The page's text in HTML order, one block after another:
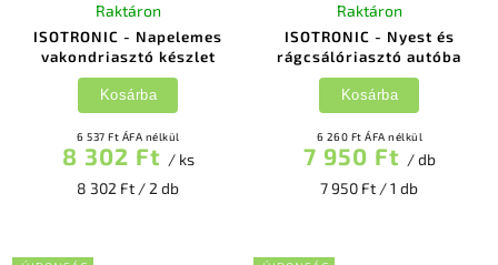
ISOTRONIC - Napelemes
vakondriasztó készlet
Raktáron
6 537 Ft ÁFA nélkül
8 302 Ft / ks
8 302 Ft / 2 db
Kosárba
ISOTRONIC - Nyest és
rágcsálóriasztó autóba
Raktáron
6 260 Ft ÁFA nélkül
7 950 Ft / db
7 950 Ft / 1 db
Kosárba